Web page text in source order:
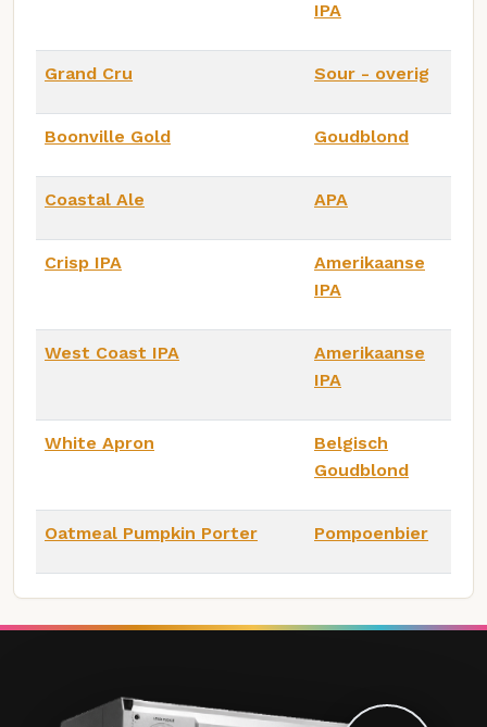
IPA
Grand Cru Sour - overig
Boonville Gold Goudblond
Coastal Ale APA
Crisp IPA
Amerikaanse
IPA
West Coast IPA
Amerikaanse
IPA
White Apron
Belgisch
Goudblond
Oatmeal Pumpkin Porter Pompoenbier